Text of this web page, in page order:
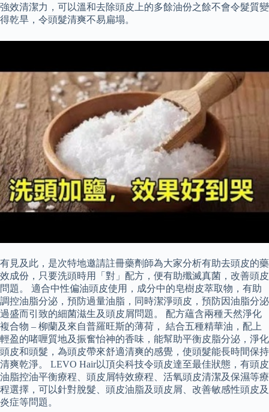
強效清潔力，可以溫和去除頭皮上的多餘油份之餘不會令髮質變
得乾旱，令頭髮清爽不易扁塌。
有見及此，是次特地邀請註冊藥劑師為大家分析有助去頭皮的藥
效成份，只要洗頭時用「對」配方，便有助殲滅真菌，改善頭皮
問題。 適合中性偏油頭皮使用，成分中的皂樹皮萃取物，有助
調控油脂分泌，預防過量油脂，同時潔淨頭皮，預防因油脂分泌
過盛而引致的細菌滋生及頭皮屑問題。 配方蘊含兩種天然淨化
複合物 – 柳蘭及來自普羅旺斯的薄荷， 結合五種精華油，配上
輕盈的啫喱質地及振奮怡神的香味，能幫助平衡皮脂分泌，淨化
頭皮和頭髮，為頭皮帶來舒適清爽的感覺，使頭髮能長時間保持
清爽乾淨。 LEVO Hair以頂尖科技令頭皮達至最佳狀態，有頭皮
油脂控油平衡療程、頭皮屑特效療程、活氧頭皮清潔及保濕等療
程選擇，可以針對脫髮、頭皮油脂及頭皮屑、改善敏感性頭皮及
炎症等問題。